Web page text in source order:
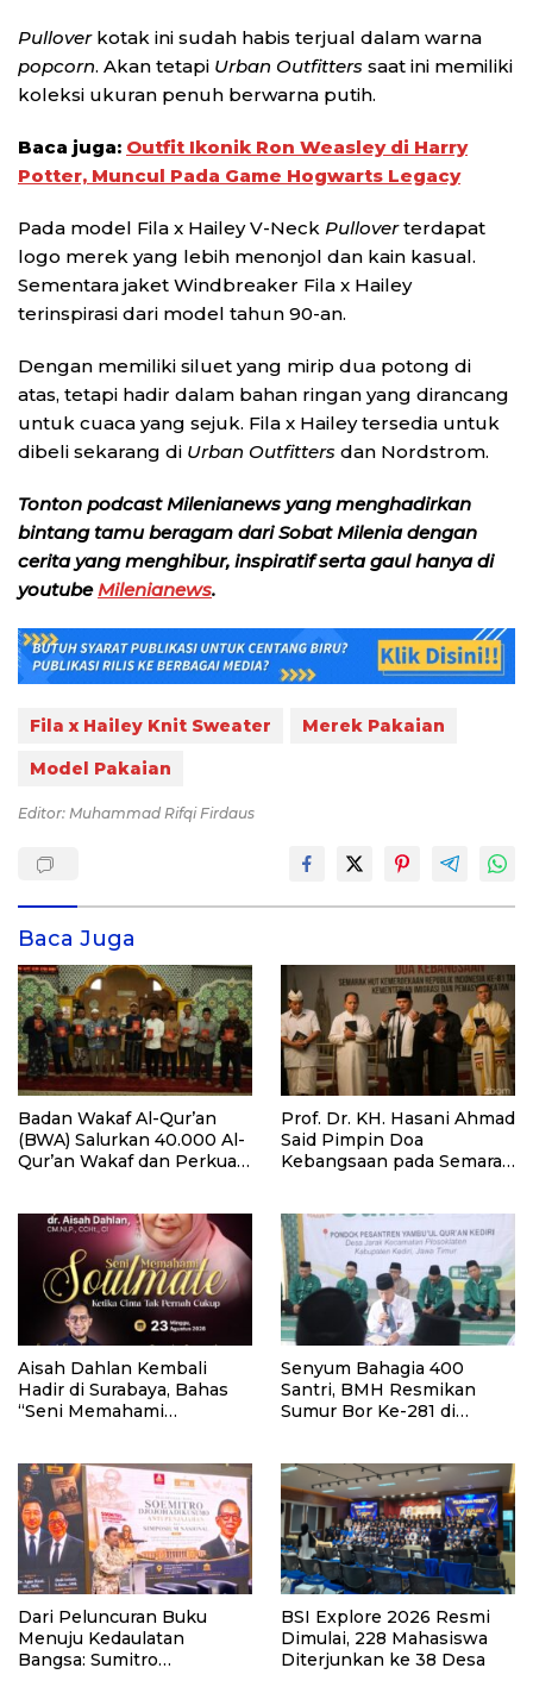
Pulloverkotak ini sudah habis terjual dalam warna
popcorn. Akan tetapi Urban Outfitters saat ini memiliki
koleksi ukuran penuh berwarna putih.
Baca juga: Outfit Ikonik Ron Weasley di Harry
Potter, Muncul Pada Game Hogwarts Legacy
Pada model Fila x Hailey V-Neck Pulloverterdapat
logo merek yang lebih menonjol dan kain kasual.
Sementara jaket Windbreaker Fila x Hailey
terinspirasi dari model tahun 90-an.
Dengan memiliki siluet yang mirip dua potong di
atas, tetapi hadir dalam bahan ringan yang dirancang
untuk cuaca yang sejuk. Fila x Hailey tersedia untuk
dibeli sekarang di Urban Outfitters dan Nordstrom.
Tonton podcast Milenianews yang menghadirkan
bintang tamu beragam dari Sobat Milenia dengan
cerita yang menghibur, inspiratif serta gaul hanya di
youtubeMilenianews.
Fila x Hailey Knit Sweater
Merek Pakaian
Model Pakaian
Editor: Muhammad Rifqi Firdaus
Baca Juga
Badan Wakaf Al-Qur’an
(BWA) Salurkan 40.000 Al-
Qur’an Wakaf dan Perkuat
Prof. Dr. KH. Hasani Ahmad
Said Pimpin Doa
Kebangsaan pada Semarak
dan Pemasyarakatan RI
Aisah Dahlan Kembali
Hadir di Surabaya, Bahas
“Seni Memahami
Senyum Bahagia 400
Santri, BMH Resmikan
Sumur Bor Ke-281 di
Dari Peluncuran Buku
Menuju Kedaulatan
Bangsa: Sumitro
BSI Explore 2026 Resmi
Dimulai, 228 Mahasiswa
Diterjunkan ke 38 Desa